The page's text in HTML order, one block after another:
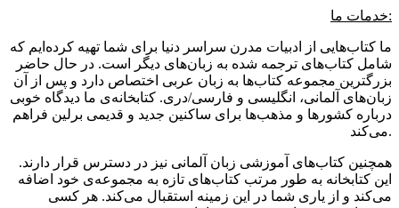
خدمات ما:
ما کتاب‌هایی از ادبیات مدرن سراسر دنیا برای شما تهیه کرده‌ایم که
شامل کتاب‌های ترجمه شده به زبان‌های دیگر است. در حال حاضر
بزرگترین مجموعه کتاب‌ها به زبان عربی اختصاص دارد و پس از آن
زبان‌های آلمانی، انگلیسی و فارسی/دری. کتابخانه‌ی ما دیدگاه خوبی
درباره کشورها و مذهب‌ها برای ساکنین جدید و قدیمی برلین فراهم
می‌کند.
همچنین کتاب‌های آموزشی زبان آلمانی نیز در دسترس قرار دارند.
این کتابخانه به طور مرتب کتاب‌های تازه به مجموعه‌ی خود اضافه
می‌کند و از یاری شما در این زمینه استقبال می‌کند. هر کسی